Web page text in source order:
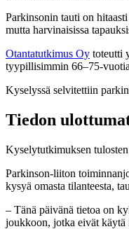
Parkinsonin tauti on
mutta harvinaisissa
Otantatutkimus Oy toteutti
tyypillisimmin 66–75-
Kyselyssä selvitettiin
Tiedon
Kyselytutkimuksen tulosten
Parkinson-liiton
kysyä omasta tilanteesta,
– Tänä päivänä tietoa on
joukkoon, jotka eivät käytä